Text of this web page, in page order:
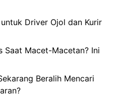
Driver Ojol dan Kurir
Saat Macet-Macetan? Ini
Beralih Mencari